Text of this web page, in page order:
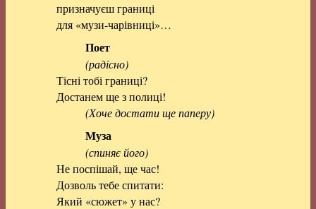
призначуєш границі
для «музи-чарівниці»…
Поет
(радісно)
Тісні тобі границі?
Достанем ще з полиці!
(Хоче достати ще паперу)
Муза
(спиняє його)
Не поспішай, ще час!
Дозволь тебе спитати:
Який «сюжет» у нас?